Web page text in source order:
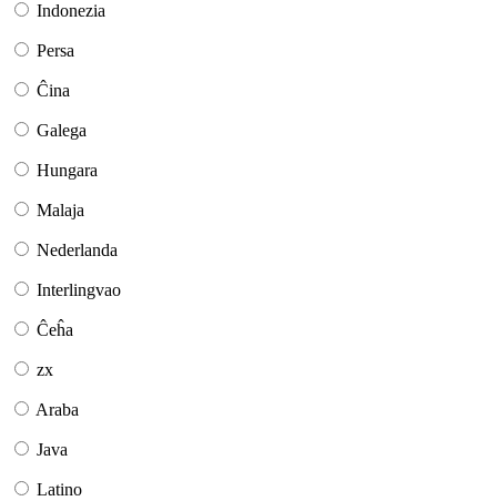
Indonezia
Persa
Ĉina
Galega
Hungara
Malaja
Nederlanda
Interlingvao
Ĉeĥa
zx
Araba
Java
Latino